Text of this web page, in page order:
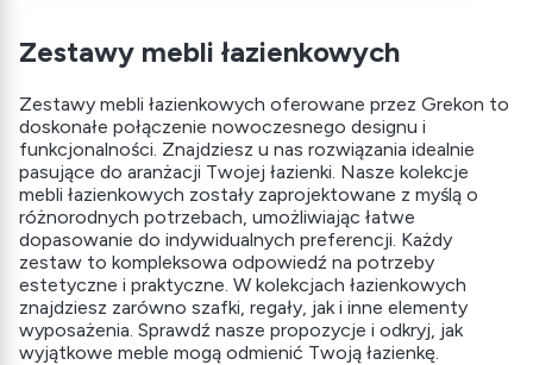
Zestawy mebli łazienkowych
Zestawy mebli łazienkowych oferowane przez Grekon to
doskonałe połączenie nowoczesnego designu i
funkcjonalności. Znajdziesz u nas rozwiązania idealnie
pasujące do aranżacji Twojej łazienki. Nasze kolekcje
mebli łazienkowych zostały zaprojektowane z myślą o
różnorodnych potrzebach, umożliwiając łatwe
dopasowanie do indywidualnych preferencji. Każdy
zestaw to kompleksowa odpowiedź na potrzeby
estetyczne i praktyczne. W kolekcjach łazienkowych
znajdziesz zarówno szafki, regały, jak i inne elementy
wyposażenia. Sprawdź nasze propozycje i odkryj, jak
wyjątkowe meble mogą odmienić Twoją łazienkę.